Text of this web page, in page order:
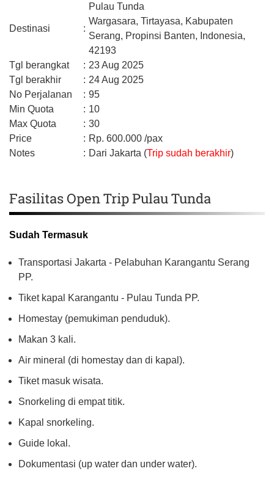
Destinasi :
Pulau Tunda
Wargasara, Tirtayasa, Kabupaten
Serang, Propinsi Banten, Indonesia,
42193
Tgl berangkat
: 23 Aug 2025
Tgl berakhir
: 24 Aug 2025
No Perjalanan
: 95
Min Quota
: 10
Max Quota
: 30
Price
: Rp. 600.000 /pax
Notes
: Dari Jakarta (Trip sudah berakhir)
Fasilitas Open Trip Pulau Tunda
Sudah Termasuk
Transportasi Jakarta - Pelabuhan Karangantu Serang
PP.
Tiket kapal Karangantu - Pulau Tunda PP.
Homestay (pemukiman penduduk).
Makan 3 kali.
Air mineral (di homestay dan di kapal).
Tiket masuk wisata.
Snorkeling di empat titik.
Kapal snorkeling.
Guide lokal.
Dokumentasi (up water dan under water).